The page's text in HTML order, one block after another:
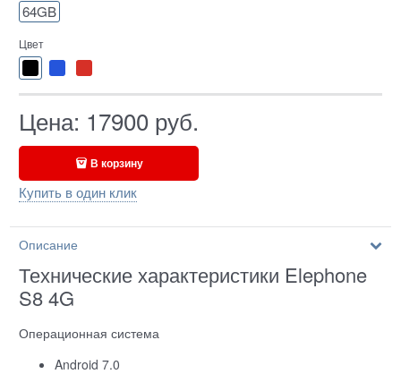
64GB
Цвет
Цена: 17900 руб.
В корзину
Купить в один клик
Описание
Технические характеристики Elephone
S8 4G
Операционная система
Android 7.0